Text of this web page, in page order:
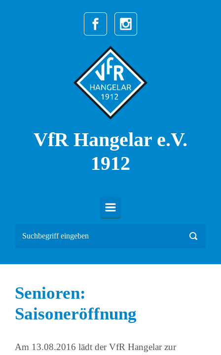
Zum Hauptinhalt springen
VfR Hangelar e.V.
1912
Senioren:
Saisoneröffnung
Am 13.08.2016 lädt der VfR Hangelar zur